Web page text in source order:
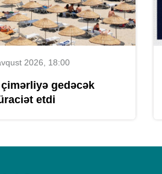
2026, 18:00
gedəcək
etdi